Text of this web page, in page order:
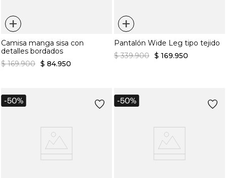
+
Camisa manga sisa con
detalles bordados
$ 169.900 $ 84.950
+
Pantalón Wide Leg tipo tejido
$ 339.900 $ 169.950